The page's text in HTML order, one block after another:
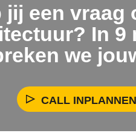
jij een vraag
In 9
we
CALL INPLANNEN